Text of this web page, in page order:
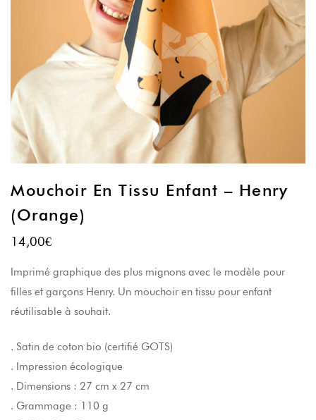
Mouchoir En Tissu Enfant – Henry
(orange)
14,00€
Imprimé graphique des plus mignons avec le modèle pour
filles et garçons Henry. Un mouchoir en tissu pour enfant
réutilisable à souhait.
. Satin de coton bio (certifié GOTS)
. Impression écologique
. Dimensions : 27 cm x 27 cm
. Grammage : 110 g